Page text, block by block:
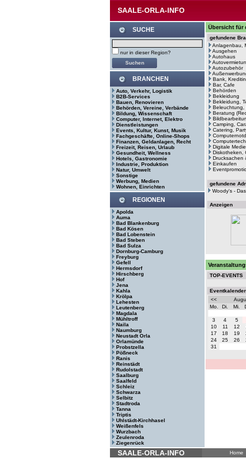
SAALE-ORLA-INFO
SUCHE
nur in dieser Region?
BRANCHEN
Auto, Verkehr, Logistik
B2B-Services
Bauen, Renovieren
Behörden, Vereine, Verbände
Bildung, Wissenschaft
Computer, Internet, Elektro
Dienstleistungen
Events, Kultur, Kunst, Musik
Fachgeschäfte, Online-Shops
Finanzen, Geldanlagen, Recht
Freizeit, Reisen, Urlaub
Gesundheit, Wellness
Hotels, Gastronomie
Industrie, Produktion
Natur, Umwelt
Sonstige
Werbung, Medien
Wohnen, Einrichten
REGIONEN
Apolda
Auma
Bad Blankenburg
Bad Kösen
Bad Lobenstein
Bad Steben
Bad Sulza
Dornburg-Camburg
Freyburg
Gefell
Hermsdorf
Hirschberg
Hof
Jena
Kahla
Krölpa
Lehesten
Leutenberg
Magdala
Mühltroff
Naila
Naumburg
Neustadt Orla
Orlamünde
Probstzella
Pößneck
Ranis
Reinstädt
Rudolstadt
Saalburg
Saalfeld
Schleiz
Schwarza
Selbitz
Stadtroda
Tanna
Triptis
Uhlstädt-Kirchhasel
Weißenfels
Wurzbach
Zeulenroda
Ziegenrück
Übersicht für
gefundene
Anlagenbau,
Ausgehen
Autohaus
Autozubehör
Bank,
Bar, Cafe
Behörden
Bekleidung
Bekleidung,
Beleuchtung,
Beratung
Camping,
Catering,
Digitale
Diskotheken,
Drucksachen
Einkaufen
gefundene
Woody's -
Anzeigen
TOP-EVENTS
Eventkalender
<<
Mo.
Di. Mi.
3
4 5
10
11 12
17
18 19
24
25 26
31
SAALE-ORLA-INFO Home